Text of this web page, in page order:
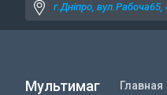
г.Дніпро, вул.Рабоча65,
Мультимаг Главная